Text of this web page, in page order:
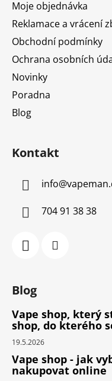
Moje objednávka
Reklamace a vrácení
Obchodní podmínky
Ochrana osobních
Novinky
Poradna
Blog
Kontakt
info@
704 91 38 38
Blog
Vape shop, který
shop, do kterého
19.5.2026
Vape shop - jak
nakupovat online